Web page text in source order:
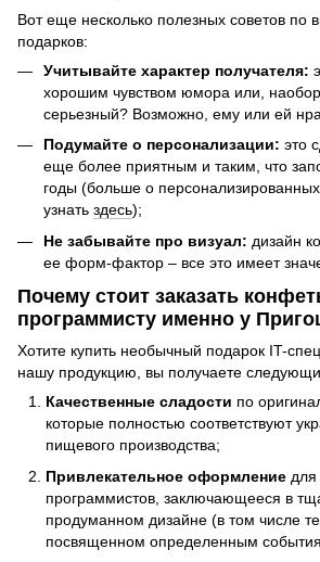
Вот еще несколько полезных советов по
подарков:
Учитывайте характер получателя:
хорошим чувством юмора или,
серьезный? Возможно, ему или ей
Подумайте о персонализации: это
еще более приятным и таким, что
годы (больше о
узнать здесь);
Не забывайте про визуал: дизайн
ее форм-фактор – все это имеет
Почему стоит заказать
программисту именно у
Хотите купить необычный подарок IT-
нашу продукцию, вы получаете
Качественные сладости по
которые полностью соответствуют
пищевого производства;
Привлекательное оформление для
программистов, заключающееся в
продуманном дизайне (в том числе
посвященном определенным